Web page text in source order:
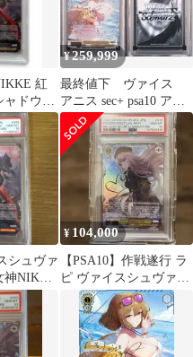
紅
ャドウ
イス
¥259,999
最終値下 ヴァイス
アニス sec+ psa10 アニ
ス:スパークリングサマ
ー
シュヴァ
NIKKE
ャドウ
¥ 104,000
【PSA10】作戦遂行 ラ
ピ ヴァイスシュヴァル
ツ sec+ サイン